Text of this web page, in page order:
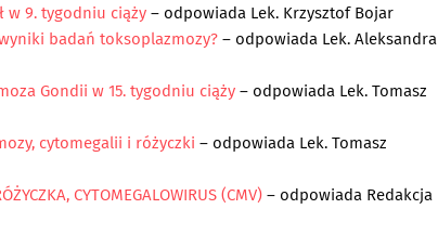
w 9. tygodniu ciąży– odpowiada Lek. Krzysztof Bojar
badań toksoplazmozy?– odpowiada Lek. Aleksandra
Gondii w 15. tygodniu ciąży– odpowiada Lek. Tomasz
cytomegalii i różyczki – odpowiada Lek. Tomasz
CYTOMEGALOWIRUS (CMV)– odpowiada Redakcja